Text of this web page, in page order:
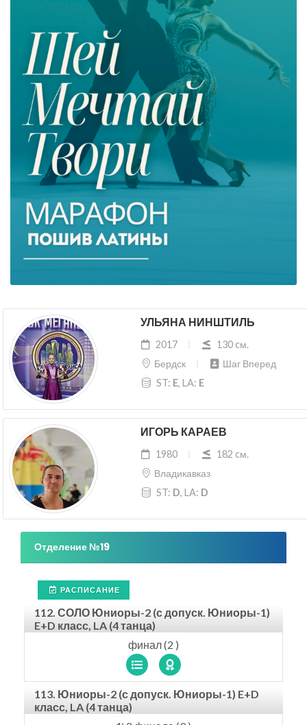
УЛЬЯНА НИНШТИЛЬ
2017
130 cм.
Бердск
Шаг Вперед
ST: E, LA: E
ИГОРЬ КАРАЕВ
1980
182 cм.
Владикавказ
ST: D, LA: D
Отделение №19
РАСПИСАНИЕ
112. СОЛО Юниоры-2 (с допуск. Юниоры-1)
E+D класс, LA (4 танца)
финал (2 )
113. Юниоры-2 (с допуск. Юниоры-1) E+D
класс, LA (4 танца)